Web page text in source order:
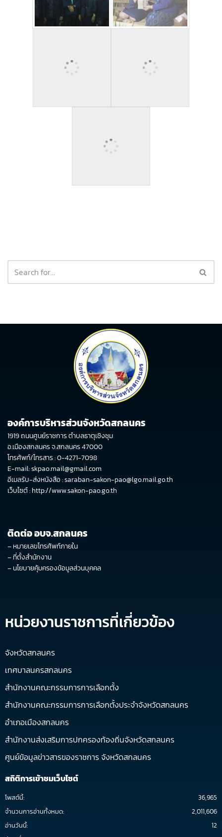
องค์การบริหารส่วนจังหวัดสกลนคร
1919 ถนนศูนย์ราชการ ตำบลธาตุเชิงชุม
อ.เมืองสกลนคร จ.สกลนคร 47000
โทรศัพท์/โทรสาร : 0-4271-7098
E-mail: skpao.mail@gmail.com
อีเมลรับ-ส่งหนังสือ : saraban-sakon-pao@lgo.mail.go.th
เว็บไซต์ :http://www.sakon-pao.go.th
ติดต่อ อบจ.สกลนคร
–หมายเลขโทรศัพท์ภายใน
–ที่ตั้งสำนักงาน
–นโยบายคุ้มครองข้อมูลส่วนบุคคล
หน่วยงานราชการที่เกี่ยวข้อง
จังหวัดสกลนคร
เทศบาลนครสกลนคร
สำนักงานคณะกรรมการการเลือกตั้ง
สำนักงานคณะกรรมการการเลือกตั้งประจำจังหวัดสกลนคร
อำเภอเมืองสกลนคร
สำนักงานส่งเสริมการปกครองท้องถิ่นจังหวัดสกลนคร
ศูนย์ข้อมูลข่าวสารของราชการ จังหวัดสกลนคร
สถิติการเข้าชมเว็บไซต์
โพสต์นี้:
36,965
จำนวนการอ่านทั้งหมด:
2,011,606
อ่านวันนี้:
12